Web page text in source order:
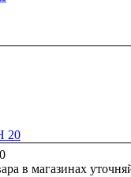
20
в магазинах